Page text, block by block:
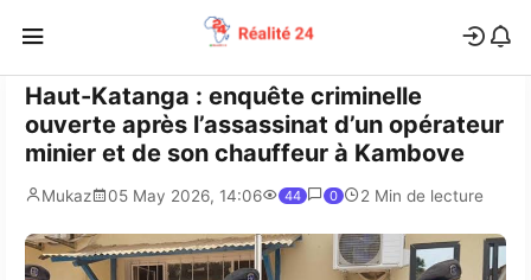
Haut-Katanga : enquête criminelle
ouverte après l’assassinat d’un opérateur
minier et de son chauffeur à Kambove
Mukaz 05 May 2026, 14:06 44 0 2 Min de lecture